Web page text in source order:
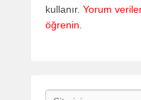
kullanır. Yorum
öğrenin.
Search